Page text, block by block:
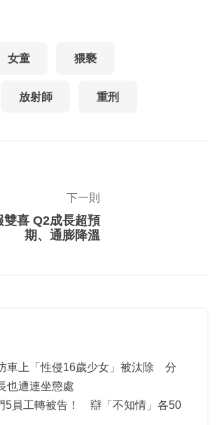
女童 猥褻
放射師 重刑
下一則
雙喜 Q2成長超預
期、通膨降溫
車上「性侵16歲少女」被汰除 分
也遭連坐懲處
5員工轉被告！ 辯「不知情」各50